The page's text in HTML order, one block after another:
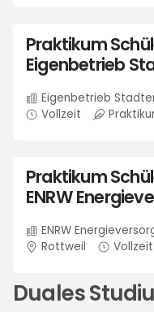
Praktikum
Eigenbetrieb
Eigenbetrieb
Vollzeit
Praktikum
ENRW
ENRW
Rottweil
Vollzeit
Duales